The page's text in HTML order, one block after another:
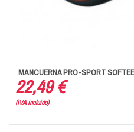
MANCUERNA PRO-SPORT
22,49 €
(IVA incluido)